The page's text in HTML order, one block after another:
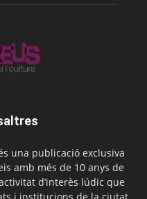
una publicació exclusiva
amb més de 10 anys de
d’interès lúdic que